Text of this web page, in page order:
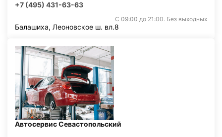
+7 (495) 431-63-63
С 09:00 до 21:00. Без выходных
Балашиха, Леоновское ш. вл.8
Автосервис Севастопольский